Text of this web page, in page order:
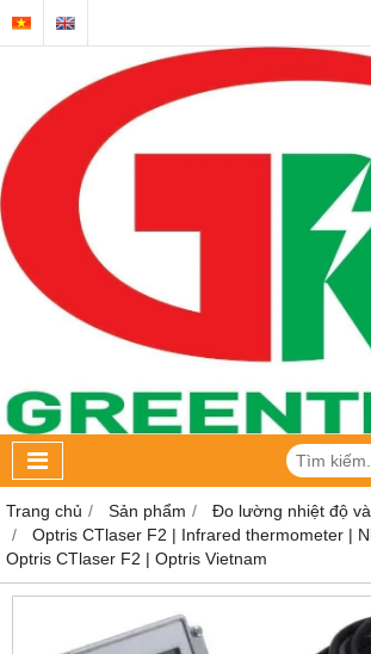
Trang chủ Sản phẩm Đo lường nhiệt độ
Optris CTlaser F2 | Infrared thermometer |
Optris CTlaser F2 | Optris Vietnam